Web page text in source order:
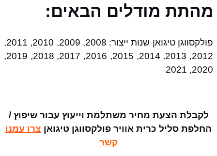
מהתת מודלים הבאים:
פולקסווגן טיגואן שנות ייצור: 2008, 2009, 2010, 2011,
2012, 2013, 2014, 2015, 2016, 2017, 2018, 2019,
2020, 2021
לקבלת הצעת מחיר משתלמת וייעוץ עבור שיפוץ /
החלפת סליל כרית אוויר פולקסווגן טיגואן צרו עמנו
קשר